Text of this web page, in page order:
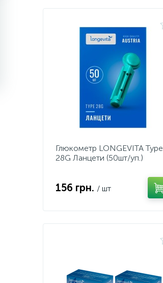
Глюкометр LONGEVITA Type
28G Ланцети (50шт/уп.)
156 грн. / шт